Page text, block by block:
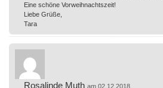
Eine schöne Vorweihnachtszeit!
Liebe Grüße,
Tara
Rosalinde Muth am 02.12.2018